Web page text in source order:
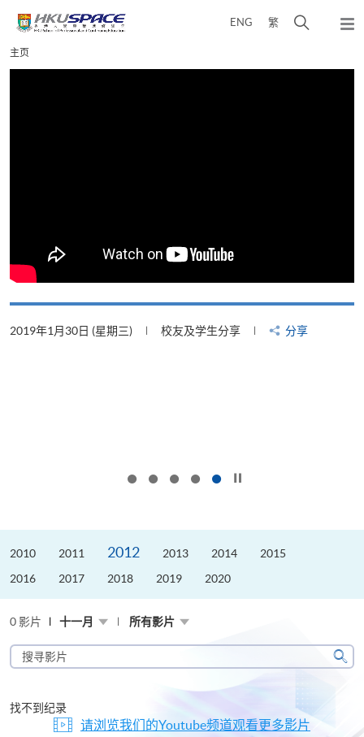
content
ENG 繁
弹
Main
content
主页
2019年1月30日 (星期三) 校友及学生分享 分享
2010 2011 2012 2013 2014
2015
2016
2017 2018 2019 2020
0 影片 十一月 所有影片
搜
寻
片
搜
找不到纪录
请浏览我们的Youtube频道观看更多影片